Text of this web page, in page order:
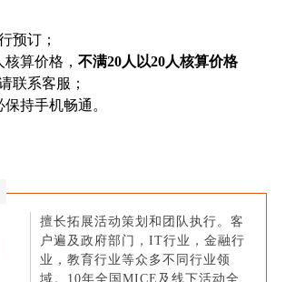
预订；
算价格， 不满20人以20人核算价格
联系客服；
持手机畅通。
擅长拓展活动策划和团队执行。客
户遍及政府部门，IT行业，金融行
业，教育行业等众多不同行业领
域。10年全国MICE及线下活动全